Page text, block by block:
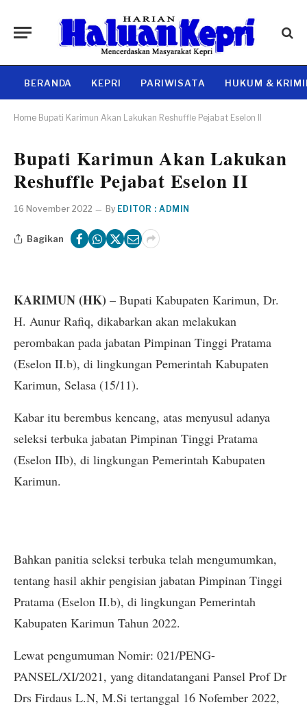
BERANDA KEPRI PARIWISATA HUKUM &
Home Bupati Karimun Akan Lakukan Reshuffle Pejabat Eselon II
Bupati Karimun Akan Lakukan
Reshuffle Pejabat Eselon II
16 November 2022 By EDITOR : ADMIN
Bagikan
KARIMUN (HK) – Bupati Kabupaten Karimun, Dr.
H. Aunur Rafiq, dikabarkan akan melakukan
perombakan pada jabatan Pimpinan Tinggi Pratama
(Eselon II.b), di lingkungan Pemerintah Kabupaten
Karimun, Selasa (15/11).
Kabar itu berembus kencang, atas menyusul adanya
seleksi terbuka jabatan Pimpinan Tinggi Pratama
(Eselon IIb), di lingkungan Pemerintah Kabupaten
Karimun.
Bahkan panitia seleksi terbuka telah mengumumkan,
tentang hasil akhir pengisian jabatan Pimpinan Tinggi
Pratama (Eselon II.b), di lingkungan Pemerintah
Kabupaten Karimun Tahun 2022.
Lewat pengumuman Nomir: 021/PENG-
PANSEL/XI/2021, yang ditandatangani Pansel Prof Dr
Drs Firdaus L.N, M.Si tertanggal 16 Nofember 2022,